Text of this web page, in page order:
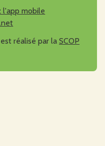
l'app mobile
réalisé par la SCOP